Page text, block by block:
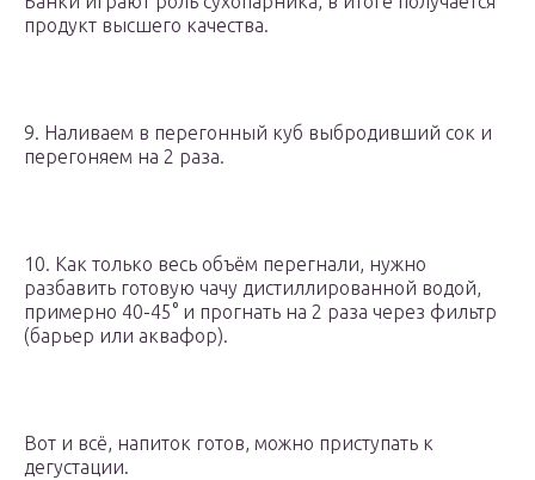
продукт высшего качества.
9. Наливаем в перегонный куб выбродивший сок и
перегоняем на 2 раза.
10. Как только весь объём перегнали, нужно
разбавить готовую чачу дистиллированной водой,
примерно 40-45° и прогнать на 2 раза через фильтр
(барьер или аквафор).
Вот и всё, напиток готов, можно приступать к
дегустации.